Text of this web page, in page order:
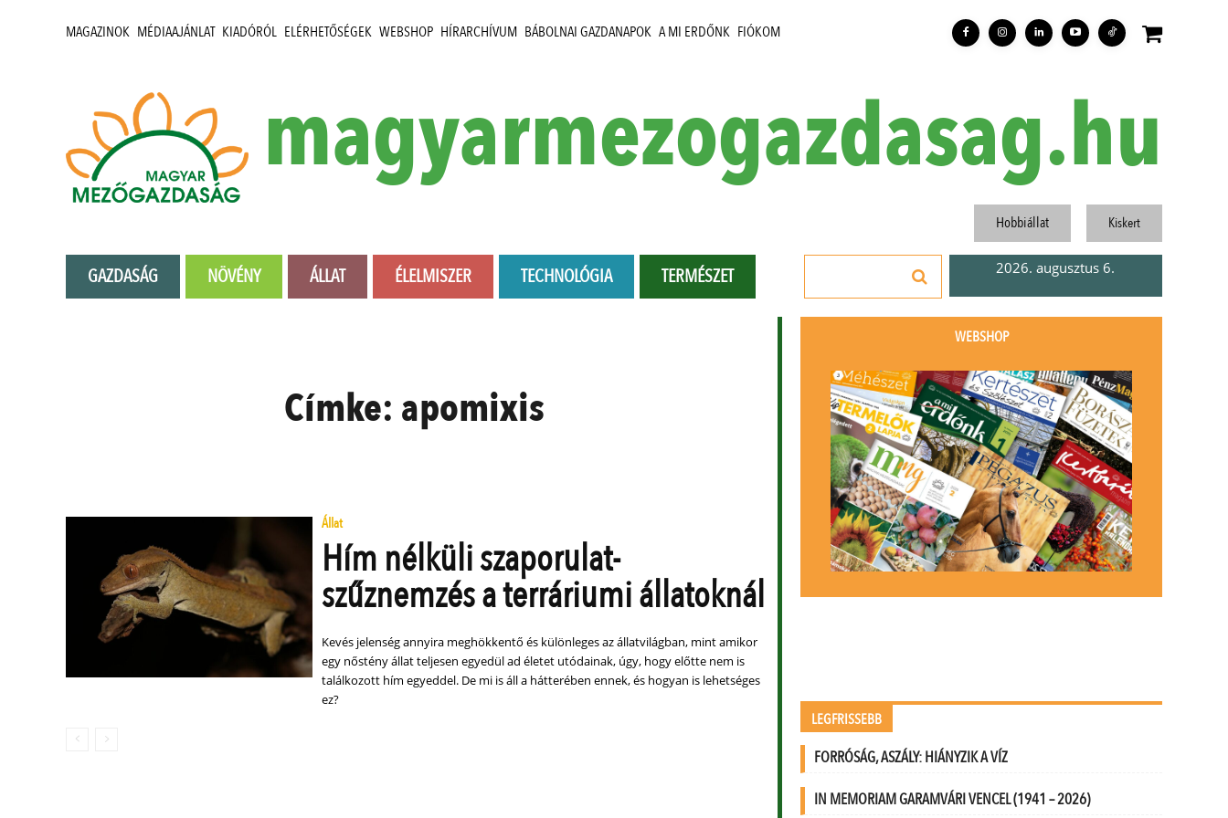
MAGAZINOK MÉDIAAJÁNLAT KIADÓRÓL ELÉRHETŐSÉGEK WEBSHOP HÍRARCHÍVUM BÁBOLNAI GAZDANAPOK A MI ERDŐNK FIÓKOM
magyarmezogazdasag.hu
GAZDASÁG NÖVÉNY ÁLLAT ÉLELMISZER TECHNOLÓGIA TERMÉSZET
Hobbiállat Kiskert
2026. augusztus 6.
Címke: apomixis
Állat
Hím nélküli szaporulat-
szűznemzés a terráriumi állatoknál
Kevés jelenség annyira meghökkentő és különleges az állatvilágban, mint amikor
egy nőstény állat teljesen egyedül ad életet utódainak, úgy, hogy előtte nem is
találkozott hím egyeddel. De mi is áll a hátterében ennek, és hogyan is lehetséges
ez?
WEBSHOP
LEGFRISSEBB
FORRÓSÁG, ASZÁLY: HIÁNYZIK A VÍZ
IN MEMORIAM GARAMVÁRI VENCEL (1941 – 2026)